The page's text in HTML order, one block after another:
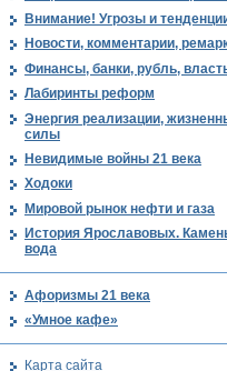
Внимание! Угрозы и
Новости, комментарии,
Финансы, банки, рубль,
Лабиринты реформ
Энергия реализации,
силы
Невидимые войны 21 века
Ходоки
Мировой рынок нефти и газа
История Ярославовых.
вода
Афоризмы 21 века
«Умное кафе»
Карта сайта